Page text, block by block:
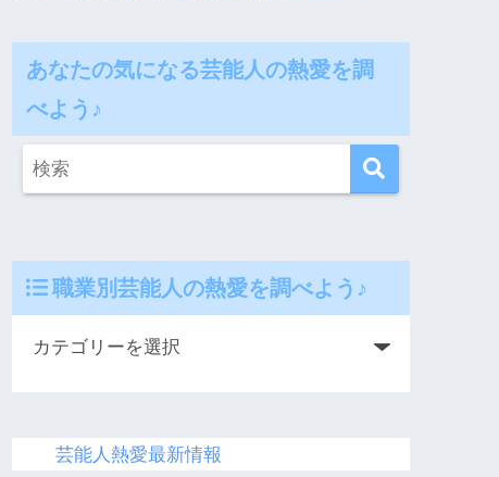
あなたの気になる芸能人の熱愛を調
べよう♪
職業別芸能人の熱愛を調べよう♪
芸能人熱愛最新情報